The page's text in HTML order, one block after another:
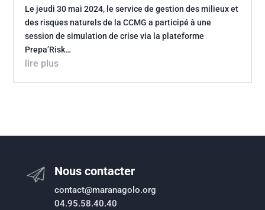
Le jeudi 30 mai 2024, le service de gestion des milieux et
des risques naturels de la CCMG a participé à une
session de simulation de crise via la plateforme
Prepa’Risk…
lire plus
Nous contacter
contact@maranagolo.org
04.95.58.40.40